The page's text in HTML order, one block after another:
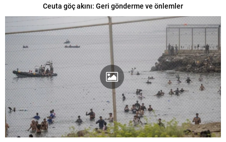
Ceuta göç akını: Geri gönderme ve önlemler